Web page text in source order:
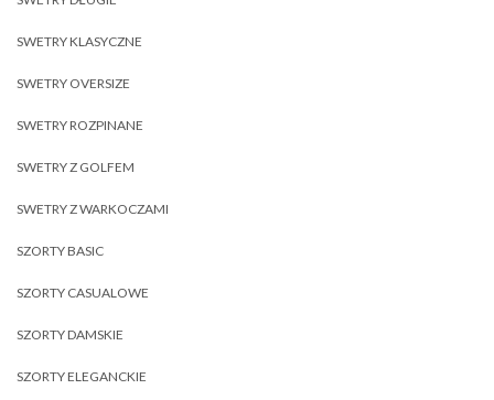
SWETRY KLASYCZNE
SWETRY OVERSIZE
SWETRY ROZPINANE
SWETRY Z GOLFEM
SWETRY Z WARKOCZAMI
SZORTY BASIC
SZORTY CASUALOWE
SZORTY DAMSKIE
SZORTY ELEGANCKIE